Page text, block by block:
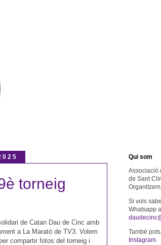
torneig
de Catan Dau de Cinc amb
a La Marató de TV3. Volem
compartir fotos del torneig i
Qui som
Associació
de Sant
Si vols
Whatsapp
També
Instagram.